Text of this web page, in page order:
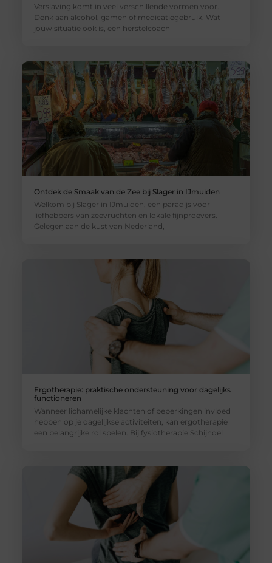
Verslaving komt in veel verschillende vormen voor.
Denk aan alcohol, gamen of medicatiegebruik. Wat
jouw situatie ook is, een herstelcoach
Ontdek de Smaak van de Zee bij Slager in IJmuiden
Welkom bij Slager in IJmuiden, een paradijs voor
liefhebbers van zeevruchten en lokale fijnproevers.
Gelegen aan de kust van Nederland,
Ergotherapie: praktische ondersteuning voor dagelijks
functioneren
Wanneer lichamelijke klachten of beperkingen invloed
hebben op je dagelijkse activiteiten, kan ergotherapie
een belangrijke rol spelen. Bij fysiotherapie Schijndel